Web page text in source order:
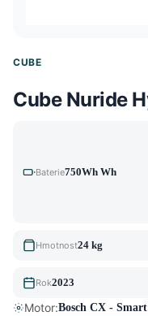
CUBE
Cube Nuride
Baterie750Wh Wh
Hmotnost24 kg
Rok2023
Motor:Bosch CX - Smart